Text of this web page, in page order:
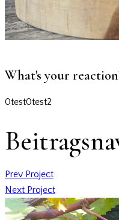
What's your
0test0test2
Prev Project
Next Project